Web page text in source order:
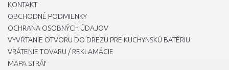
KONTAKT
OBCHODNÉ PODMIENKY
OCHRANA OSOBNÝCH ÚDAJOV
VYVŔTANIE OTVORU DO DREZU PRE KUCHYNSKÚ BATÉRIU
VRÁTENIE TOVARU / REKLAMÁCIE
MAPA STRÁNOK